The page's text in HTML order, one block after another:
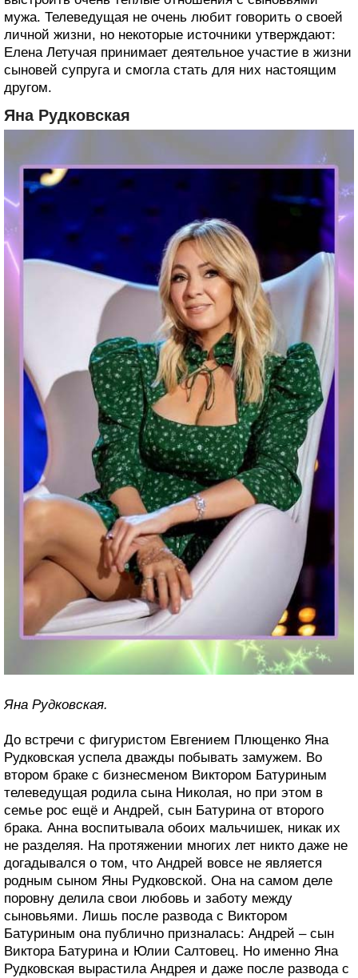
мужа. Телеведущая не очень любит говорить о своей
личной жизни, но некоторые источники утверждают:
Елена Летучая принимает деятельное участие в жизни
сыновей супруга и смогла стать для них настоящим
другом.
Яна Рудковская
Яна Рудковская.
До встречи с фигуристом Евгением Плющенко Яна
Рудковская успела дважды побывать замужем. Во
втором браке с бизнесменом Виктором Батуриным
телеведущая родила сына Николая, но при этом в
семье рос ещё и Андрей, сын Батурина от второго
брака. Анна воспитывала обоих мальчишек, никак их
не разделяя. На протяжении многих лет никто даже не
догадывался о том, что Андрей вовсе не является
родным сыном Яны Рудковской. Она на самом деле
поровну делила свои любовь и заботу между
сыновьями. Лишь после развода с Виктором
Батуриным она публично призналась: Андрей – сын
Виктора Батурина и Юлии Салтовец. Но именно Яна
Рудковская вырастила Андрея и даже после развода с